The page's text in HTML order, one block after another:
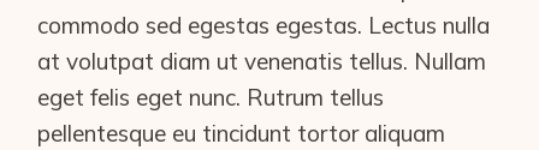
commodo sed egestas egestas. Lectus nulla
at volutpat diam ut venenatis tellus. Nullam
eget felis eget nunc. Rutrum tellus
pellentesque eu tincidunt tortor aliquam